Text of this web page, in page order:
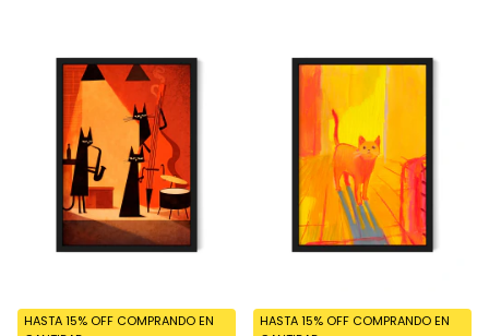
HASTA 15% OFF COMPRANDO EN
HASTA 15% OFF COMPRANDO EN